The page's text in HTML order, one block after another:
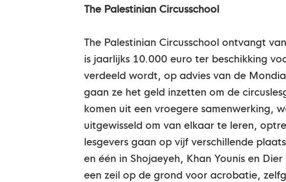
The Palestinian Circusschool
The Palestinian Circusschool ontvangt
is jaarlijks 10.000 euro ter beschikking
verdeeld wordt, op advies van de
gaan ze het geld inzetten om de
komen uit een vroegere samenwerking,
uitgewisseld om van elkaar te leren,
lesgevers gaan op vijf verschillende
en één in Shojaeyeh, Khan Younis en
een zeil op de grond voor acrobatie,